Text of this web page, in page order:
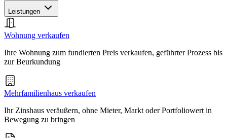
Leistungen
Wohnung verkaufen
Ihre Wohnung zum fundierten Preis verkaufen, geführter Prozess bis
zur Beurkundung
Mehrfamilienhaus verkaufen
Ihr Zinshaus veräußern, ohne Mieter, Markt oder Portfoliowert in
Bewegung zu bringen